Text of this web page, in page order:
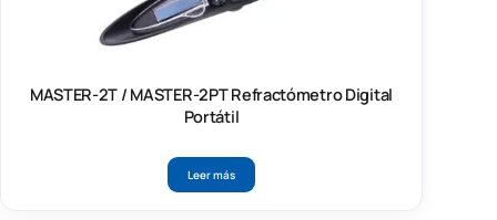
MASTER-2T / MASTER-2PT Refractómetro Digital
Portátil
Leer más